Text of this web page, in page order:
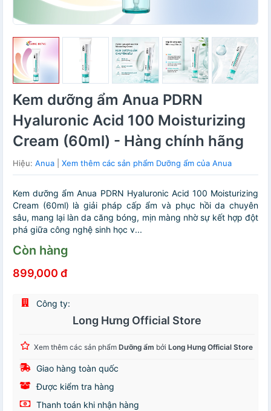
Kem dưỡng ẩm Anua PDRN
Hyaluronic Acid 100 Moisturizing
Cream (60ml) - Hàng chính hãng
Hiệu: Anua Xem thêm các sản phẩm Dưỡng ẩm của Anua
Kem dưỡng ẩm Anua PDRN Hyaluronic Acid 100 Moisturizing
Cream (60ml) là giải pháp cấp ẩm và phục hồi da chuyên
sâu, mang lại làn da căng bóng, mịn màng nhờ sự kết hợp đột
phá giữa công nghệ sinh học v...
Còn hàng
899,000 đ
Công ty:
Long Hưng Official Store
Xem thêm các sản phẩm Dưỡng ẩm bởi Long Hưng Official Store
Giao hàng toàn quốc
Được kiểm tra hàng
Thanh toán khi nhận hàng